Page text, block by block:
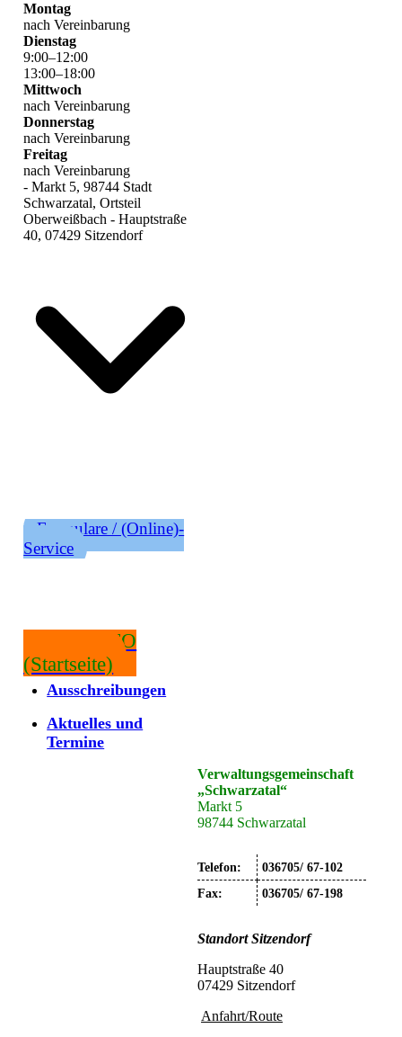
Montag
nach Vereinbarung
Dienstag
9:00–12:00
13:00–18:00
Mittwoch
nach Vereinbarung
Donnerstag
nach Vereinbarung
Freitag
nach Vereinbarung
- Markt 5, 98744 Stadt
Schwarzatal, Ortsteil
Oberweißbach - Hauptstraße
40, 07429 Sitzendorf
Formulare / (Online)-
Service
RATSINFO
(Startseite)
Ausschreibungen
Aktuelles und
Termine
Verwaltungsgemeinschaft
„Schwarzatal“
Markt 5
98744 Schwarzatal
Telefon:
036705/ 67-102
Fax:
036705/ 67-198
StandortSitzendorf
Hauptstraße 40
07429 Sitzendorf
Anfahrt/Route